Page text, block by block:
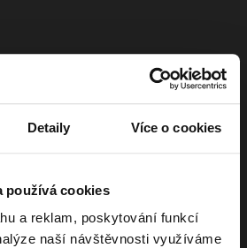
Detaily Více o cookies
používá cookies
a reklam, poskytování funkcí
naší návštěvnosti využíváme